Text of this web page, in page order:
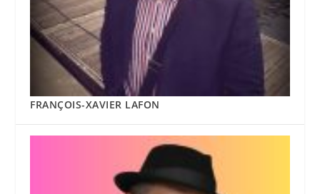
FRANÇOIS-XAVIER LAFON